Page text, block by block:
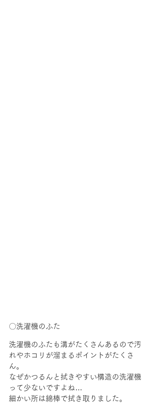
〇洗濯機のふた
洗濯機のふたも溝がたくさんあるので汚
れやホコリが溜まるポイントがたくさ
ん。
なぜかつるんと拭きやすい構造の洗濯機
って少ないですよね…
細かい所は綿棒で拭き取りました。